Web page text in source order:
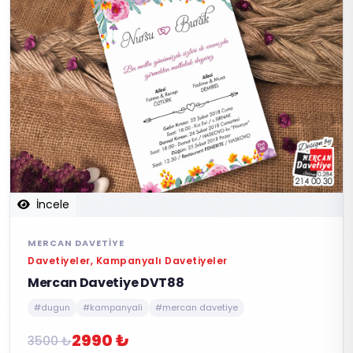
İncele
MERCAN DAVETIYE
Davetiyeler, Kampanyalı Davetiyeler
Mercan Davetiye DVT88
#dugun #kampanyali #mercan davetiye
3500 ₺2990 ₺